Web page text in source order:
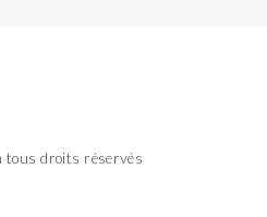
tous droits réservés